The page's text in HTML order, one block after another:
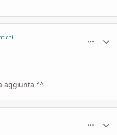
aggiunta ^^